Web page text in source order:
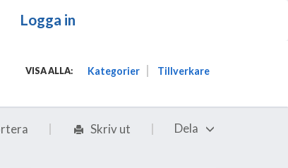
Logga in
VISA ALLA: Kategorier Tillverkare
Skriv ut Dela